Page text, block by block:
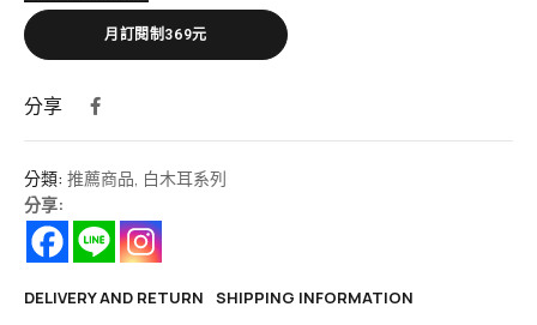
月訂閱制369元
分享
分類: 推薦商品, 白木耳系列
分享:
DELIVERY AND RETURN
SHIPPING INFORMATION